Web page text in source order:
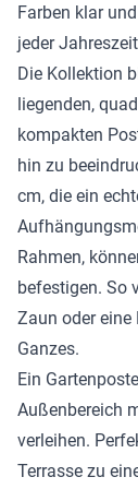
Farben klar
jeder
Die Kollektion
liegenden,
kompakten
hin zu
cm, die ein
Rahmen,
befestigen. So
Zaun oder
Ganzes.
Ein
Außenbereich
verleihen.
Terrasse zu